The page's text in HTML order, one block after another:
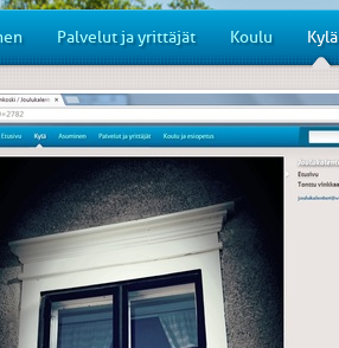
Palvelut ja yrittäjät Koulu Kylä